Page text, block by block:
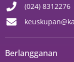
(024) 8312276
Berlangganan